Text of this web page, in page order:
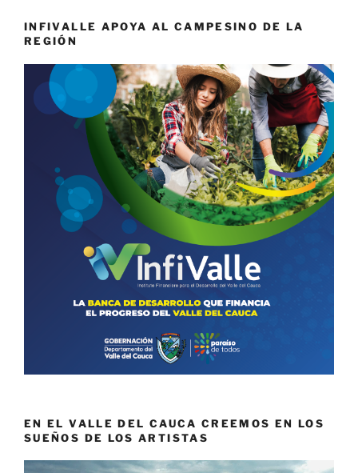
INFIVALLE APOYA AL CAMPESINO DE LA
REGIÓN
EN EL VALLE DEL CAUCA CREEMOS EN LOS
SUEÑOS DE LOS ARTISTAS
Reproductor